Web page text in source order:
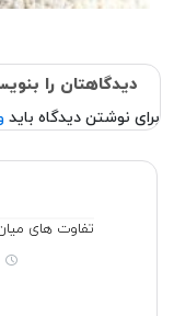
دیدگاهتان را
برای نوشتن دیدگاه باید
تفاوت های